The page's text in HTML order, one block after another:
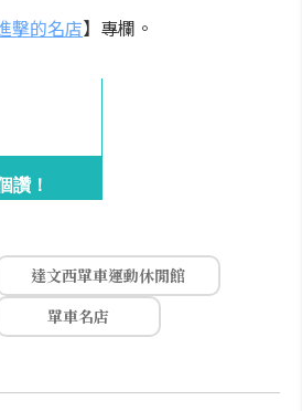
擊的名店】專欄。
讚！
達文西單車運動休閒館
單車名店